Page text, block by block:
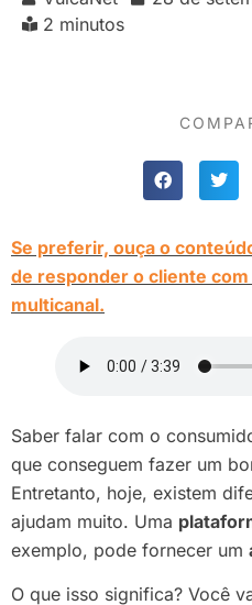
2 minutos
Se preferir, ouça o
de responder o cliente
multicanal.
Saber falar com o
que conseguem fazer um
Entretanto, hoje, existem
ajudam muito. Uma
exemplo, pode fornecer um
O que isso significa? Você